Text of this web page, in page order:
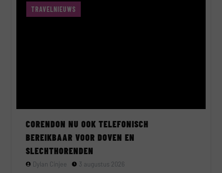
TRAVELNIEUWS
CORENDON NU OOK TELEFONISCH
BEREIKBAAR VOOR DOVEN EN
SLECHTHORENDEN
Dylan Cinjee 3 augustus 2026